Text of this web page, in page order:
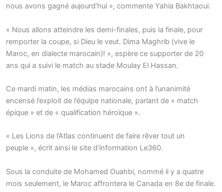
nous avons gagné aujourd’hui », commente Yahia Bakhtaoui.
« Nous allons atteindre les demi-finales, puis la finale, pour
remporter la coupe, si Dieu le veut. Dima Maghrib (vive le
Maroc, en dialecte marocain)! », espère ce supporter de 20
ans qui a suivi le match au stade Moulay El Hassan.
Ce mardi matin, les médias marocains ont à l’unanimité
encensé l’exploit de l’équipe nationale, parlant de « match
épique » et de « qualification héroïque ».
« Les Lions de l’Atlas continuent de faire rêver tout un
peuple », écrit ainsi le site d’information Le360.
Sous la conduite de Mohamed Ouahbi, nommé il y a quatre
mois seulement, le Maroc affrontera le Canada en 8e de finale.